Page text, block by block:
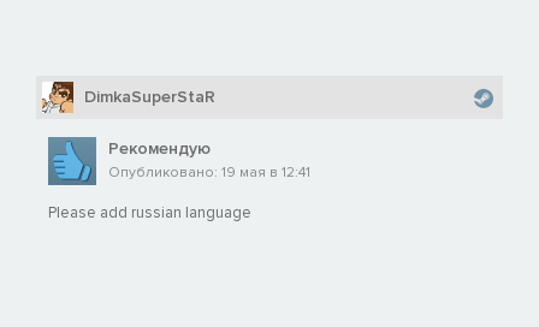
DimkaSuperStaR
Рекомендую
Опубликовано: 19 мая в 12:41
Please add russian language